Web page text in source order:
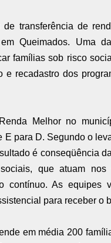
transferência de
Queimados. Uma
famílias sob risco
e recadastro dos
Melhor no
para D. Segundo o
é conseqüência
que atuam nos
contínuo. As equipes
para receber o
em média 200